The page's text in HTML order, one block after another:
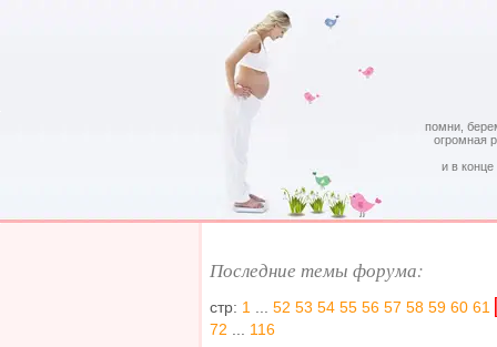
помни,
огромная
и в
Последние темы форума:
стр: 1 52 53 54 55 56 57 58 59 60 61
72
116